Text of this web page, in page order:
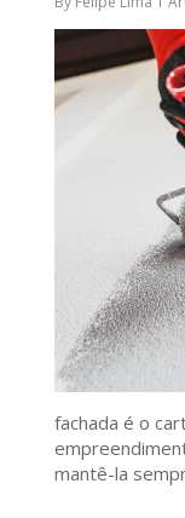
fachada é o
mantê-la